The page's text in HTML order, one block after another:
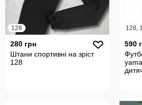
128
280 грн
Штани спортивні на зріст
128
590